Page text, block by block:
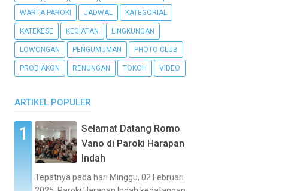
WARTA PAROKI JADWAL KATEGORIAL
KATEKESE KEGIATAN LINGKUNGAN
LOWONGAN PENGUMUMAN PHOTO CLUB
PRODIAKON RENUNGAN TOKOH VIDEO
ARTIKEL POPULER
Selamat Datang Romo
Vano di Paroki Harapan
Indah
Tepatnya pada hari Minggu, 02 Februari